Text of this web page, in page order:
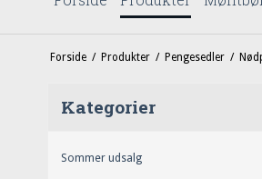
Forside / Produkter / Pengesedler /
Kategorier
Sommer udsalg